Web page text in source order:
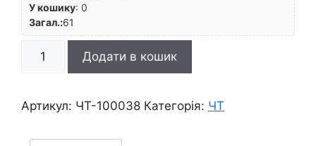
У кошику: 0
Загал.:61
Трафарет
декоративний
у
кількість
Додати в кошик
Артикул: ЧТ-100038 Категорія: ЧТ